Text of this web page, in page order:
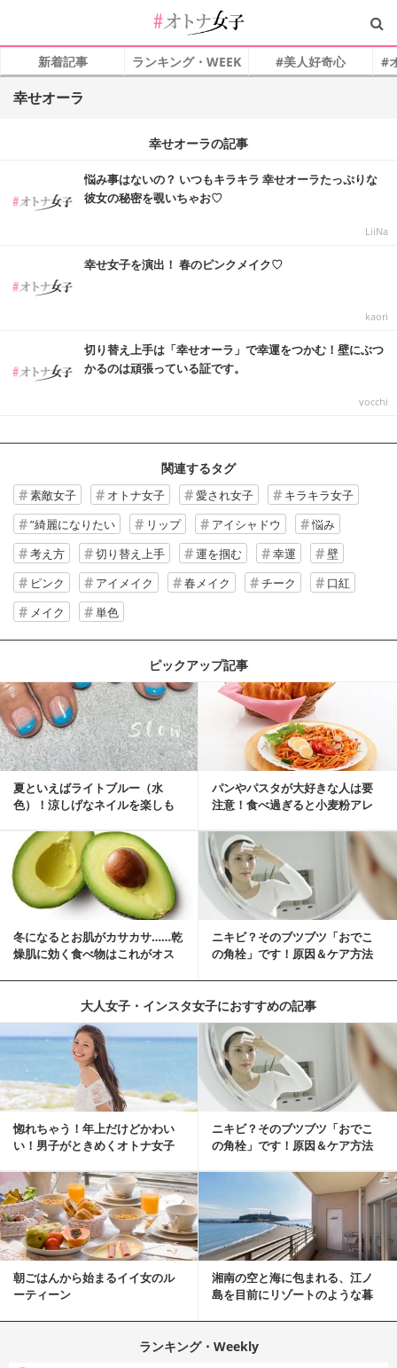
新着記事 ランキング・WEEK #美人好奇心 #
幸せオーラ
幸せオーラの記事
悩み事はないの？ いつもキラキラ 幸せオーラたっぷりな
彼女の秘密を覗いちゃお♡
LiiNa
幸せ女子を演出！ 春のピンクメイク♡
kaori
切り替え上手は「幸せオーラ」で幸運をつかむ！壁にぶつ
かるのは頑張っている証です。
yocchi
関連するタグ
素敵女子 オトナ女子 愛され女子
キラキラ女子
”綺麗になりたい
リップ アイシャドウ
悩み
考え方
切り替え上手 運を掴む 幸運
壁
ピンク
アイメイク 春メイク チーク
口紅
メイク
単色
ピックアップ記事
夏といえばライトブルー（水
色）！涼しげなネイルを楽しも
パンやパスタが大好きな人は要
注意！食べ過ぎると小麦粉アレ
冬になるとお肌がカサカサ……乾
燥肌に効く食べ物はこれがオス
ニキビ？そのブツブツ「おでこ
の角栓」です！原因＆ケア方法
大人女子・インスタ女子におすすめの記事
惚れちゃう！年上だけどかわい
い！男子がときめくオトナ女子
ニキビ？そのブツブツ「おでこ
の角栓」です！原因＆ケア方法
朝ごはんから始まるイイ女のル
ーティーン
湘南の空と海に包まれる、江ノ
島を目前にリゾートのような暮
ランキング・Weekly